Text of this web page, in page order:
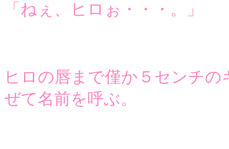
「ねぇ、ヒロぉ・・・。」
ヒロの唇まで僅か５センチ
ぜて名前を呼ぶ。